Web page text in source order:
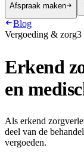
Afspraak maken
Blog
Vergoeding & zorg3
Erkend
en
Als erkend
deel van de
vergoeden.